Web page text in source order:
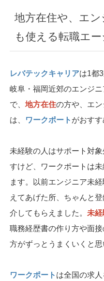
地方在住や、エ
も使える転職エ
レバテックキャリアは1都
岐阜・福岡近郊のエンジ
で、 地方在住の方や、エ
は、
ワークポート がおすす
未経験の人はサポート対
すけど、ワークポートは
ます。以前エンジニア未
えてあげた所、ちゃんと
介してもらえました。 未
職務経歴書の作り方や面
方がずっとうまくいくと思
ワークポート は全国の求